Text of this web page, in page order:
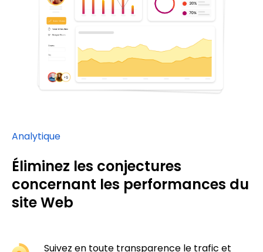
Analytique
Éliminez les conjectures
concernant les performances du
site Web
Suivez en toute transparence le trafic et